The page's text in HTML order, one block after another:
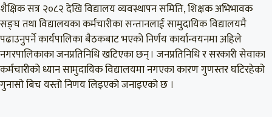
शैक्षिक सत्र २०८२ देखि विद्यालय व्यवस्थापन समिति, शिक्षक अभिभावक
सङ्घ तथा विद्यालयका कर्मचारीका सन्तानलाई सामुदायिक विद्यालयमै
पढाउनुपर्ने कार्यपालिका बैठकबाट भएको निर्णय कार्यान्वयनमा अहिले
नगरपालिकाका जनप्रतिनिधि खटिएका छन् । जनप्रतिनिधि र सरकारी सेवाका
कर्मचारीको ध्यान सामुदायिक विद्यालयमा नगएका कारण गुणस्तर घटिरहेको
गुनासो बिच यस्तो निणय लिइएको जनाइएको छ ।